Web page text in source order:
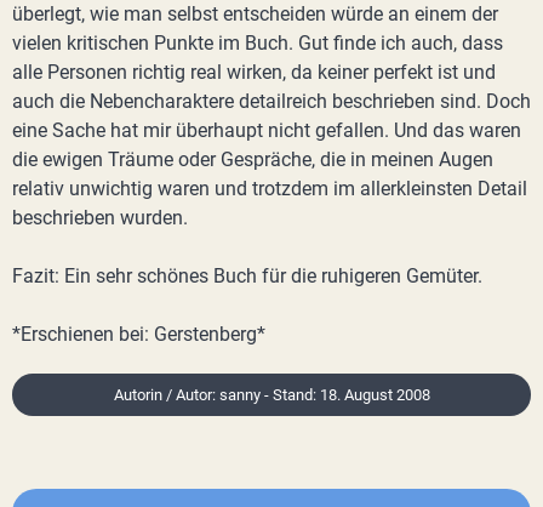
überlegt, wie man selbst entscheiden würde an einem der
vielen kritischen Punkte im Buch. Gut finde ich auch, dass
alle Personen richtig real wirken, da keiner perfekt ist und
auch die Nebencharaktere detailreich beschrieben sind. Doch
eine Sache hat mir überhaupt nicht gefallen. Und das waren
die ewigen Träume oder Gespräche, die in meinen Augen
relativ unwichtig waren und trotzdem im allerkleinsten Detail
beschrieben wurden.
Fazit: Ein sehr schönes Buch für die ruhigeren Gemüter.
*Erschienen bei: Gerstenberg*
Autorin / Autor: sanny - Stand: 18. August 2008